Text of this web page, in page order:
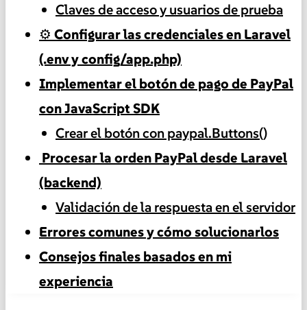
Claves de acceso y usuarios de prueba
⚙️ Configurar las credenciales en Laravel
(.env y config/app.php)
Implementar el botón de pago de PayPal
con JavaScript SDK
Crear el botón con paypal.Buttons()
️ Procesar la orden PayPal desde Laravel
(backend)
Validación de la respuesta en el servidor
Errores comunes y cómo solucionarlos
Consejos finales basados en mi
experiencia